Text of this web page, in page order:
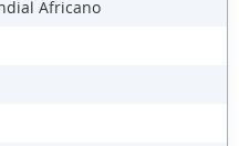
Africano